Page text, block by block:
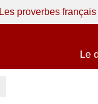
Les proverbes français
Le